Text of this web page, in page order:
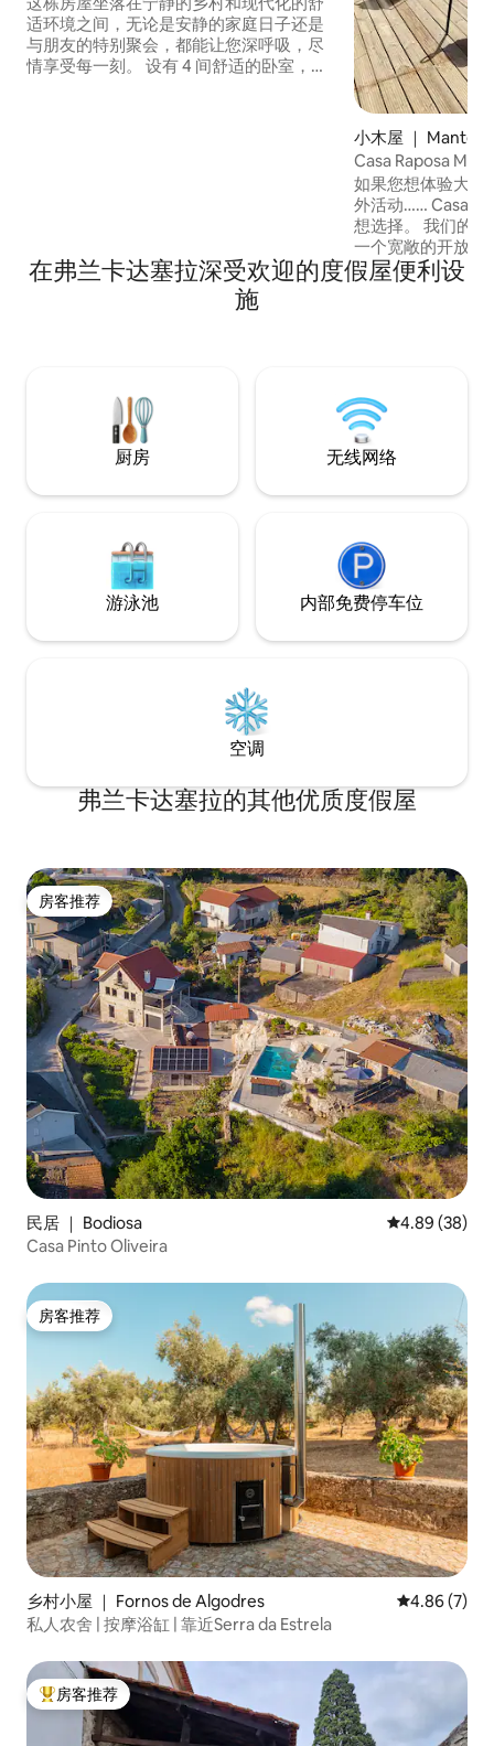
适环境之间，无论是安静的家庭日子还是
与朋友的特别聚会，都能让您深呼吸，尽
情享受每一刻。 设有 4 间舒适的卧室，均
小木屋 ｜
Casa Raposa
如果您想体验大自
外活动…… Casa
想选择。 我们的
一个宽敞的开放式
息室和小厨房。卫
隐私:) 全天候享受
在弗兰卡达塞拉深受欢迎的度假屋便利设
施
厨房 无线网络
游泳池 内部免费停车位
空调
弗兰卡达塞拉的其他优质度假屋
房客推荐
房客推荐
民居 ｜ Bodiosa 平均评分 4.89
4.89 (38)
Casa Pinto Oliveira
房客推荐
房客推荐
乡村小屋 ｜ Fornos de Algodres 平均评分
4.86 (7)
私人农舍 | 按摩浴缸 | 靠近Serra da Estrela
热门「房客推荐」
房客推荐